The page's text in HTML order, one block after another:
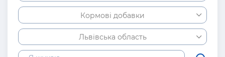
Кормові добавки
Львівська область